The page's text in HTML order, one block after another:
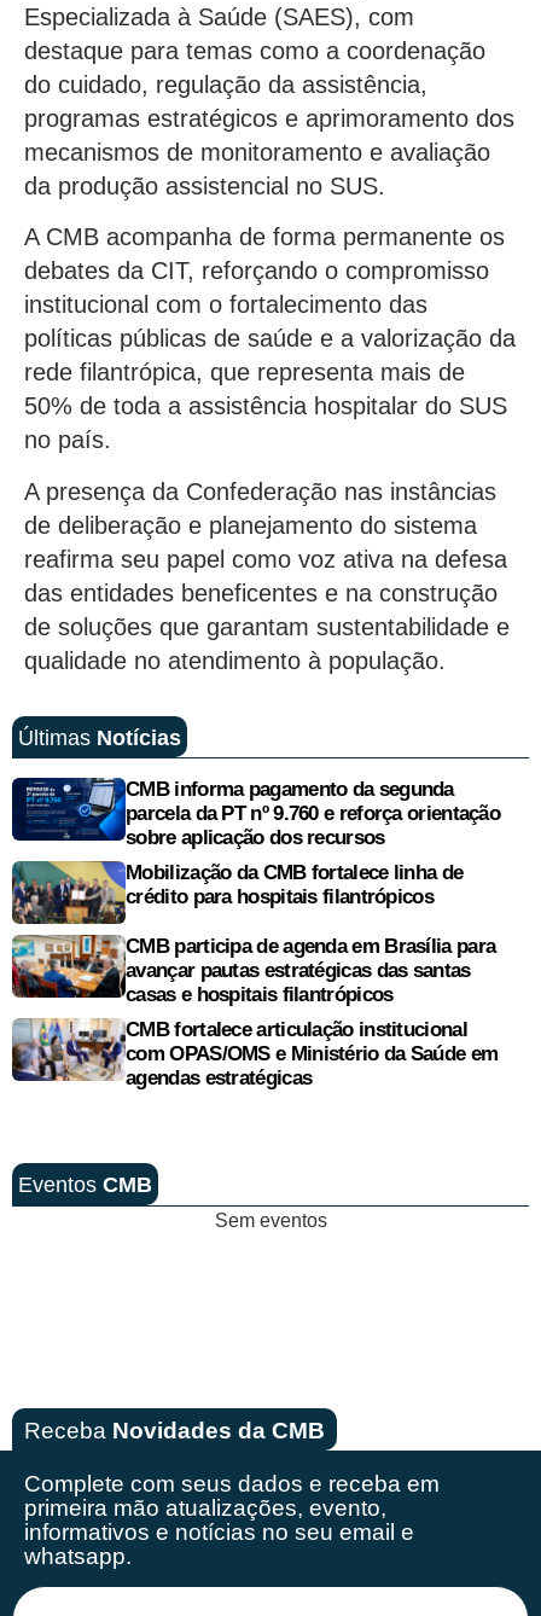
Especializada à Saúde (SAES), com
destaque para temas como a coordenação
do cuidado, regulação da assistência,
programas estratégicos e aprimoramento dos
mecanismos de monitoramento e avaliação
da produção assistencial no SUS.
A CMB acompanha de forma permanente os
debates da CIT, reforçando o compromisso
institucional com o fortalecimento das
políticas públicas de saúde e a valorização da
rede filantrópica, que representa mais de
50% de toda a assistência hospitalar do SUS
no país.
A presença da Confederação nas instâncias
de deliberação e planejamento do sistema
reafirma seu papel como voz ativa na defesa
das entidades beneficentes e na construção
de soluções que garantam sustentabilidade e
qualidade no atendimento à população.
Últimas Notícias
CMB informa pagamento da segunda
parcela da PT nº 9.760 e reforça orientação
sobre aplicação dos recursos
Mobilização da CMB fortalece linha de
crédito para hospitais filantrópicos
CMB participa de agenda em Brasília para
avançar pautas estratégicas das santas
casas e hospitais filantrópicos
CMB fortalece articulação institucional
com OPAS/OMS e Ministério da Saúde em
agendas estratégicas
Eventos CMB
Sem eventos
Receba Novidades da CMB
Complete com seus dados e receba em
primeira mão atualizações, evento,
informativos e notícias no seu email e
whatsapp.